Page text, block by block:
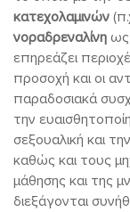
κατεχολαμινών
νοραδρεναλίνη ως
επηρεάζει
προσοχή και οι
παραδοσιακά
την
σεξουαλική και
καθώς και τους
μάθησης και της
διεξάγονται